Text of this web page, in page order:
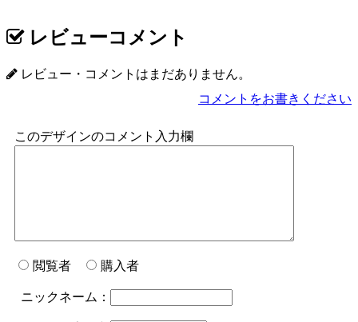
レビューコメント
レビュー・コメントはまだありません。
コメントをお書きください
このデザインのコメント入力欄
閲覧者 購入者
ニックネーム：